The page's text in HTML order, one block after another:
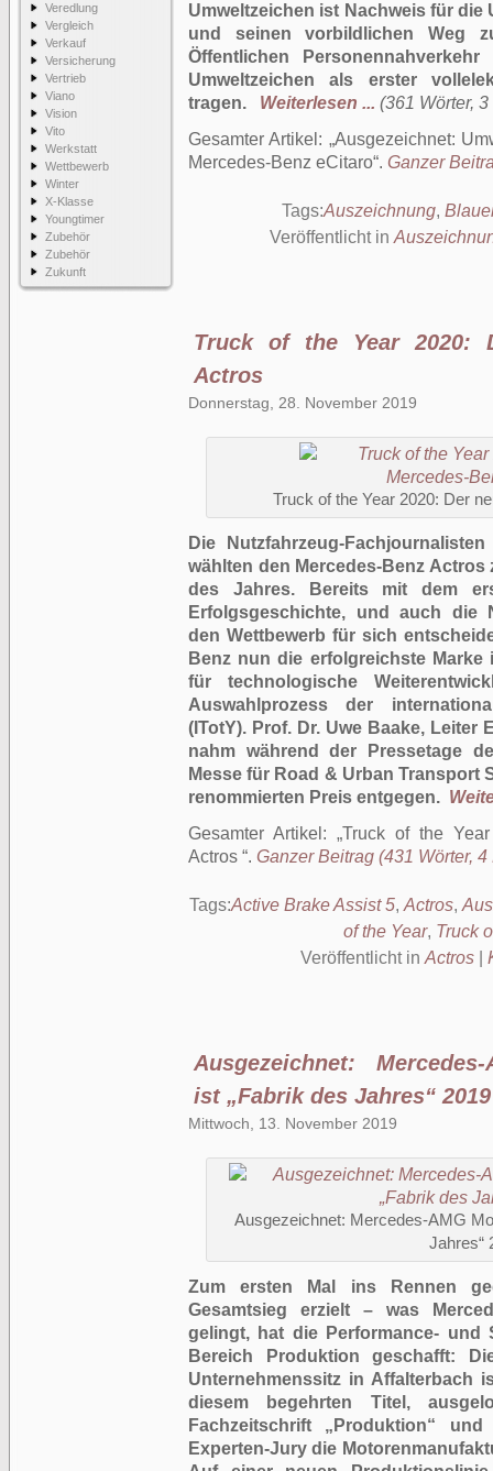
Veredlung
Vergleich
Verkauf
Versicherung
Vertrieb
Viano
Vision
Vito
Werkstatt
Wettbewerb
Winter
X-Klasse
Youngtimer
Zubehör
Zubehör
Zukunft
Umweltzeichen ist Nachweis für
und seinen vorbildlichen Weg
Öffentlichen
Umweltzeichen als erster
tragen.
Weiterlesen ... (361 Wörter,
Gesamter Artikel:
Ausgezeichnet:
Mercedes-Benz eCitaro . Ganzer
Tags:Auszeichnung,
Veröffentlicht in
Truck of the Year 2020:
Actros
Donnerstag, 28. November 2019
Truck of the Year 2020: Der
Die Nutzfahrzeug-
wählten den Mercedes-Benz
des Jahres. Bereits mit dem
Erfolgsgeschichte, und auch die
den Wettbewerb für sich
Benz nun die erfolgreichste
für technologische
Auswahlprozess der
(ITotY). Prof. Dr. Uwe Baake, Leiter
nahm während der Pressetage
Messe für Road & Urban
renommierten Preis entgegen.
Gesamter Artikel:
Truck of the
Actros . Ganzer Beitrag (431 Wörter, 4
Tags:Active Brake Assist 5, Actros,
of the Year, Truck
Veröffentlicht in Actros
Ausgezeichnet:
ist „Fabrik des Jahres“ 2019
Mittwoch, 13. November 2019
Ausgezeichnet: Mercedes-AMG
Jahres“
Zum ersten Mal ins Rennen
Gesamtsieg erzielt – was
gelingt, hat die Performance- und
Bereich Produktion geschafft:
Unternehmenssitz in Affalterbach
diesem begehrten Titel,
Fachzeitschrift „Produktion“
Experten-Jury die